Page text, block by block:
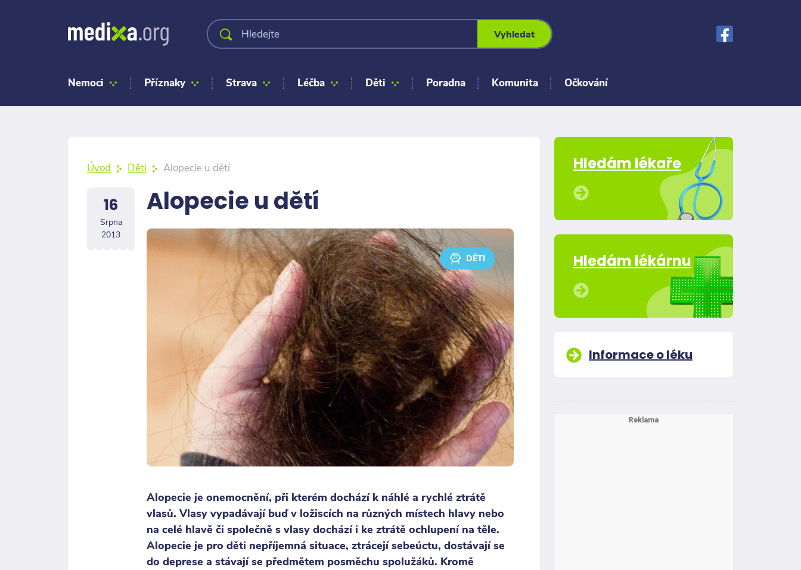
Vyhledat
Nemoci Příznaky Strava Léčba Děti Poradna Komunita Očkování
Úvod Děti Alopecie u dětí
16
Srpna
2013
Alopecie u dětí
DĚTI
Alopecie je onemocnění, při kterém dochází k náhlé a rychlé ztrátě
vlasů. Vlasy vypadávají buď v ložiscích na různých místech hlavy nebo
na celé hlavě či společně s vlasy dochází i ke ztrátě ochlupení na těle.
Alopecie je pro děti nepříjemná situace, ztrácejí sebeúctu, dostávají se
do deprese a stávají se předmětem posměchu spolužáků. Kromě
Hledám lékaře
Hledám lékárnu
Informace o léku